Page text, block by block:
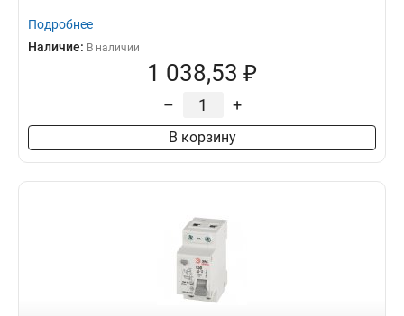
Подробнее
Наличие: В наличии
1 038,53 ₽
– +
В корзину